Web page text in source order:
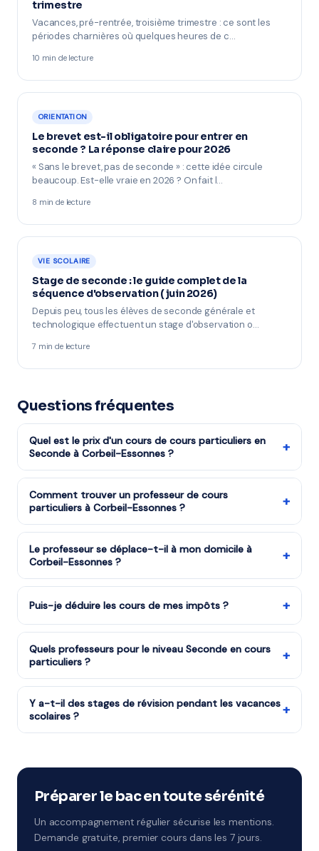
trimestre
Vacances, pré-rentrée, troisième trimestre : ce sont les
périodes charnières où quelques heures de c…
10 min de lecture
ORIENTATION
Le brevet est-il obligatoire pour entrer en
seconde ? La réponse claire pour 2026
« Sans le brevet, pas de seconde » : cette idée circule
beaucoup. Est-elle vraie en 2026 ? On fait l…
8 min de lecture
VIE SCOLAIRE
Stage de seconde : le guide complet de la
séquence d'observation (juin 2026)
Depuis peu, tous les élèves de seconde générale et
technologique effectuent un stage d'observation o…
7 min de lecture
Questions fréquentes
Quel est le prix d'un cours de cours particuliers en
Seconde à Corbeil-Essonnes ?
+
Les cours de cours particuliers niveau Seconde
reviennent à partir de 17,50€/h après réduction
d'impôts (soit 35€/h avant déduction). La mise en
relation via mon-prof.fr est gratuite.
Comment trouver un professeur de cours
particuliers à Corbeil-Essonnes ?
+
Remplissez notre formulaire en 2 minutes. Notre équipe
vous met en relation avec notre organisme partenaire
à Corbeil-Essonnes et vous recevez des propositions
en moins d'une heure. Service gratuit et sans
Le professeur se déplace-t-il à mon domicile à
Corbeil-Essonnes ?
+
Absolument. Le professeur vient directement chez
vous à Corbeil-Essonnes. Vous choisissez les créneaux
les vacances.
Puis-je déduire les cours de mes impôts ? +
Oui : 50% du montant est remboursé sous forme de
crédit d'impôt. Ce dispositif s'applique à tous les
foyers, imposables ou non. Le remboursement par
crédit d'impôt intervient chaque année après votre
déclaration de revenus.
Quels professeurs pour le niveau Seconde en cours
particuliers ?
+
Notre organisme partenaire dispose de professeurs
diplômés et expérimentés pour le programme de
Seconde, sélectionnés pour leur pédagogie et leur
maîtrise du programme de Lycée.
Y a-t-il des stages de révision pendant les vacances
scolaires ?
+
Disponibles à Corbeil-Essonnes.
Préparer le bac en toute sérénité
Un accompagnement régulier sécurise les mentions.
Demande gratuite, premier cours dans les 7 jours.